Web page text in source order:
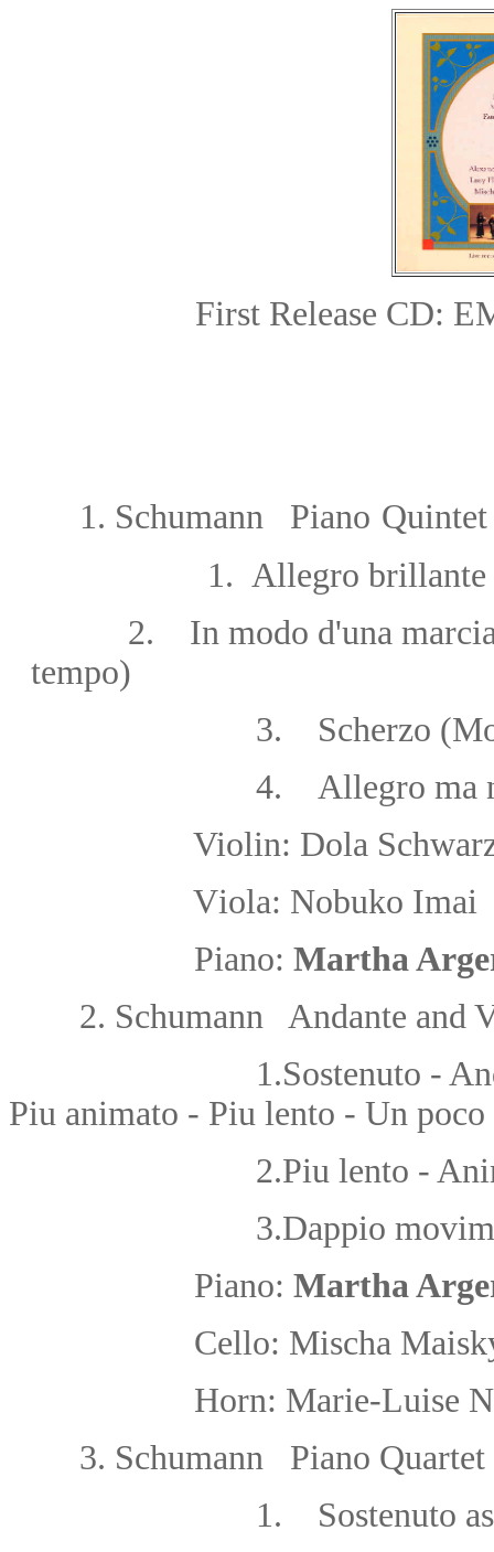
First Release CD:
1. Schumann Piano
1. Allegro brillante
2. In modo d'una
tempo)
3.
Scherzo
4.
Allegro ma
Violin: Dola
Viola: Nobuko
Piano: Martha
2. Schumann Andante and
1.Sostenuto -
Piu animato - Piu lento - Un
2.Piu lento -
3.Dappio
Piano: Martha
Cello: Mischa
Horn: Marie-Luise
3. Schumann Piano
1.
Sostenuto